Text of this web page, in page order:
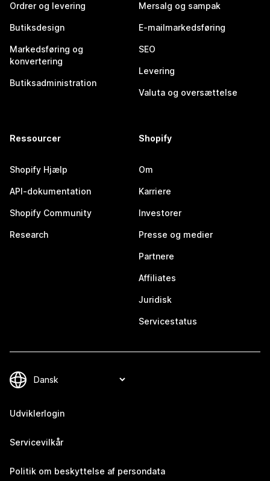
Ordrer og levering
Butiksdesign
Markedsføring og
konvertering
Butiksadministration
Mersalg og sampak
E-mailmarkedsføring
SEO
Levering
Valuta og oversættelse
Ressourcer
Shopify Hjælp
API-dokumentation
Shopify Community
Research
Shopify
Om
Karriere
Investorer
Presse og medier
Partnere
Affiliates
Juridisk
Servicestatus
Udviklerlogin
Servicevilkår
Politik om beskyttelse af persondata